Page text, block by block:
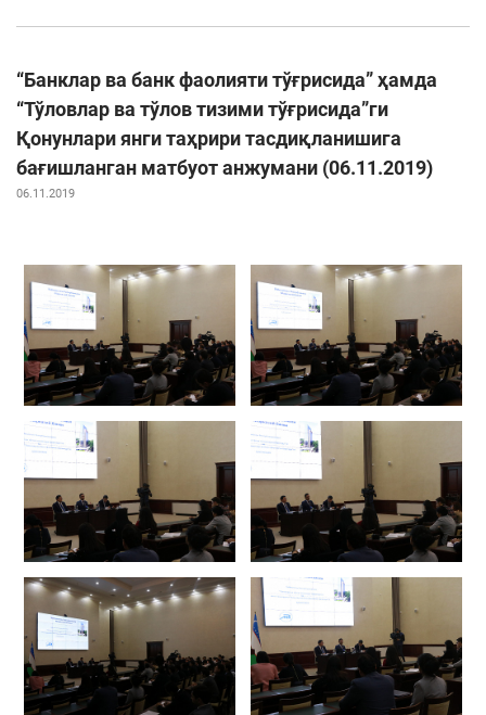
“Банклар ва банк фаолияти тўғрисида” ҳамда
“Тўловлар ва тўлов тизими тўғрисида”ги
Қонунлари янги таҳрири тасдиқланишига
бағишланган матбуот анжумани (06.11.2019)
06.11.2019